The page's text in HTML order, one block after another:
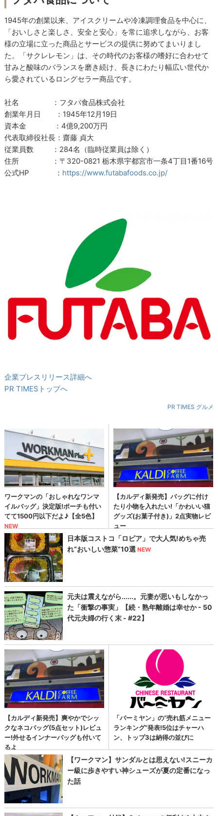
1945年の創業以来、アイスクリームや冷凍調理食品を中心に、
「おいしさと楽しさ、安全と安心」を常に追求しながら、お客
様の立場に立った商品とサービスの提供に努めてまいりまし
た。「サクレレモン」は、その時代のお客様の嗜好に合わせて
甘みと酸味のバランスを磨き続け、長きにわたり幅広い世代か
ら愛されているロングセラー商品です。
社名 ：フタバ食品株式会社
創業年月日 ：1945年12月19日
資本金 ：4億9,200万円
代表取締役社長：齋藤 貞大
従業員数 ：284名（臨時従業員は除く）
住所 ：〒320-0821 栃木県宇都宮市一条4丁目1番16号
公式HP ： https://www.futabafoods.co.jp/
企業プレスリリース詳細へ
PR TIMESトップへ
PR TIMES グルメ